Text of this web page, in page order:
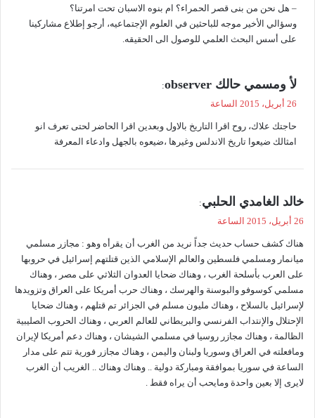
– هل نحن من بنى قصر الحمراء؟ ام بنوه الاسبان تحت امرتنا؟
وسؤالي الأخير موجه للباحثين في العلوم الإجتماعيه، أرجو إطلاع مشاركينا
على أسس البحث العلمي للوصول الى الحقيقه.
ي
ل
لأ ومسمي حالك observer
:
26 أبريل، 2015 الساعة
حاجتك علاك، روح اقرا التاريخ بالاول وبعدين اقرا الحاضر لحتى تعرف انو
امثالك ضيعوا تاريخ الاندلس وغيرها ،ضيعوه بالجهل وادعاء المعرفة
ي
ل
خالد الغامدي الحلبي:
26 أبريل، 2015 الساعة
هناك كشف حساب حديث جداً نريد من الغرب أن يقرأه وهو : مجازر مسلمي
ميانمار ومسلمي فلسطين والعالم الإسلامي الذين قتلتهم إسرائيل في حروبها
على العرب بأسلحة الغرب ، وهناك ضحايا العدوان الثلاثي على مصر ، وهناك
مسلمي كوسوفو والبوسنة والهرسك ، وهناك حرب أمريكا على العراق وتزويدها
لإسرائيل بالسلاح ، وهناك مليون مسلم في الجزائر تم قتلهم ، وهناك ضحايا
الإحتلال والإنتداب الفرنسي والبريطاني للعالم العربي ، وهناك الحروب الصليبية
الظالمة ، وهناك مجازر روسيا في مسلمي الشيشان ، وهناك دعم أمريكا لإيران
ومافعلته في العراق وسوريا ولبنان واليمن ، وهناك مجازر فورية تتم على مدار
الساعة في سوريا بموافقة ومباركة دولية .. وهناك وهناك .. الغريب أن الغرب
لايرى إلا بعين واحدة ومايحب أن يراه فقط .